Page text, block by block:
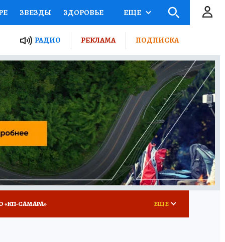
ЗВЕЗДЫ ЗДОРОВЬЕ
ПРОЕКТЫ РОССИИ
ПУТЕВОДИТЕЛЬ
ТУРИЗМ
ВСЕ О КП РАДИО КП
ЕЩЕ
РАДИО РЕКЛАМА ПОДПИСКА
«КП-САМАРА» ЕЩЕ